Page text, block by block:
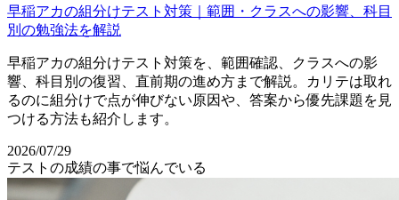
早稲アカの組分けテスト対策｜範囲・クラスへの影響、科目
別の勉強法を解説
早稲アカの組分けテスト対策を、範囲確認、クラスへの影
響、科目別の復習、直前期の進め方まで解説。カリテは取れ
るのに組分けで点が伸びない原因や、答案から優先課題を見
つける方法も紹介します。
2026/07/29
テストの成績の事で悩んでいる